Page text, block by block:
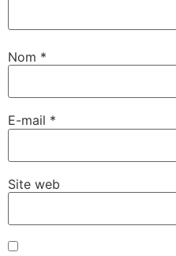
Nom *
E-mail *
Site web